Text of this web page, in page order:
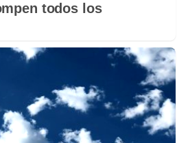
todos los